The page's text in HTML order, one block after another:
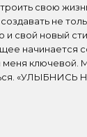
свою
не
и свой новый
начинается
меня ключевой.